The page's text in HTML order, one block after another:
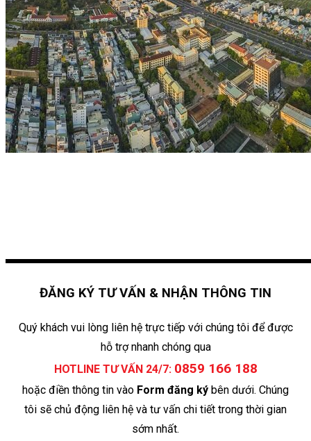
ĐĂNG KÝ TƯ VẤN & NHẬN THÔNG TIN
Quý khách vui lòng liên hệ trực tiếp với chúng tôi để được
hỗ trợ nhanh chóng qua
HOTLINE TƯ VẤN 24/7: 0859 166 188
hoặc điền thông tin vào Form đăng ký bên dưới. Chúng
tôi sẽ chủ động liên hệ và tư vấn chi tiết trong thời gian
sớm nhất.